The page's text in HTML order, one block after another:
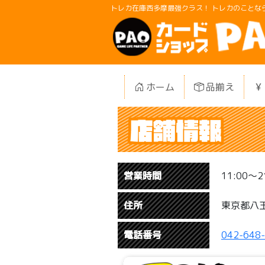
トレカ在庫西多摩最強クラス！ トレカのことな
ホーム 品揃え
営業時間 11:00〜
住所 東京都
電話番号 042-